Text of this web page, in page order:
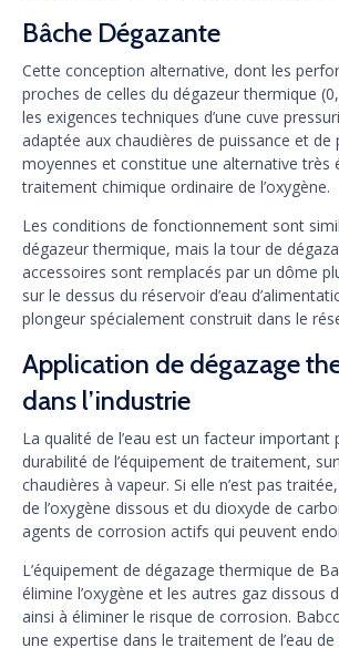
Bâche Dégazante
Cette conception alternative, dont les
proches de celles du dégazeur thermique
les exigences techniques d’une cuve
adaptée aux chaudières de puissance et de
moyennes et constitue une alternative très
traitement chimique ordinaire de l’oxygène.
Les conditions de fonctionnement sont
dégazeur thermique, mais la tour de
accessoires sont remplacés par un dôme
sur le dessus du réservoir d’eau
plongeur spécialement construit dans le
Application de dégazage
dans l’industrie
La qualité de l’eau est un facteur important
durabilité de l’équipement de traitement,
chaudières à vapeur. Si elle n’est pas
de l’oxygène dissous et du dioxyde de
agents de corrosion actifs qui peuvent
L’équipement de dégazage thermique de
élimine l’oxygène et les autres gaz dissous
ainsi à éliminer le risque de corrosion.
une expertise dans le traitement de l’eau